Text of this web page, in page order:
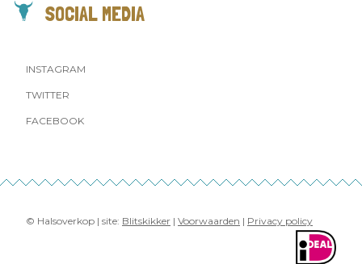
SOCIAL MEDIA
INSTAGRAM
TWITTER
FACEBOOK
© Halsoverkop | site: Blitskikker | Voorwaarden | Privacy policy